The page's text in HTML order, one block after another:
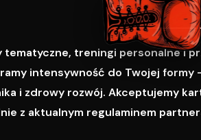
tematyczne, treningi personalne i
intensywność do Twojej formy
i zdrowy rozwój. Akceptujemy
z aktualnym regulaminem